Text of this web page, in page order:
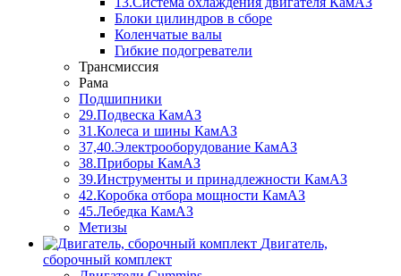
Блоки цилиндров в сборе
Коленчатые валы
Гибкие подогреватели
Трансмиссия
Рама
Подшипники
29.Подвеска КамАЗ
31.Колеса и шины КамАЗ
37,40.Электрооборудование КамАЗ
38.Приборы КамАЗ
39.Инструменты и принадлежности КамАЗ
42.Коробка отбора мощности КамАЗ
45.Лебедка КамАЗ
Метизы
Двигатель,
сборочный комплект